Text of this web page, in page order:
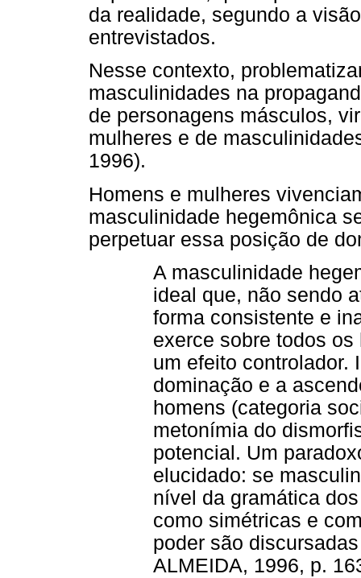
da realidade, segundo a
entrevistados.
Nesse contexto,
masculinidades na
de personagens másculos,
mulheres e de
1996).
Homens e mulheres
masculinidade hegemônica
perpetuar essa posição de
A masculinidade
ideal que, não sendo
forma consistente e
exerce sobre todos
um efeito controlador.
dominação e a
homens (categoria
metonímia do
potencial. Um
elucidado: se
nível da gramática
como simétricas e
poder são
ALMEIDA, 1996, p.